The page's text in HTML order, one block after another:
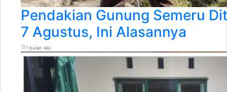
Pendakian Gunung Semeru
7 Agustus, Ini Alasannya
1 bulan lalu